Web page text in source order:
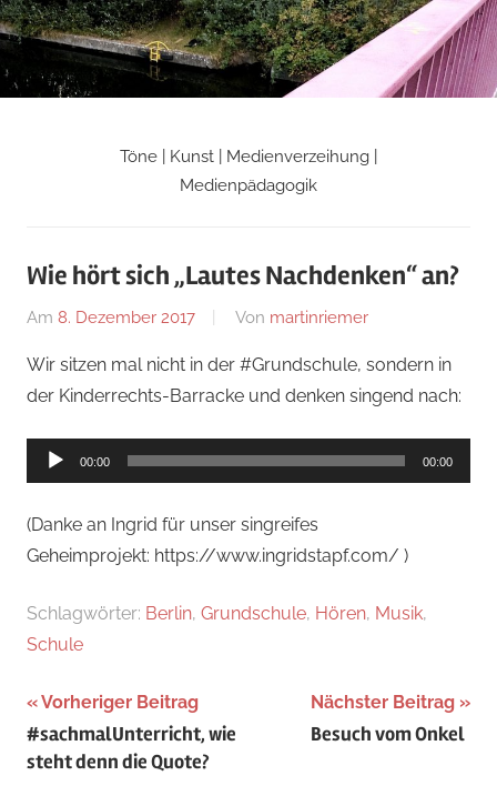
Zum
Inhalt
springen
Martin
Blog
Töne | Kunst | Medienverzeihung |
Medienpädagogik
Wie hört sich „Lautes Nachdenken“ an?
Am 8. Dezember 2017 Von martinriemer
Wir sitzen mal nicht in der #Grundschule, sondern in
der Kinderrechts-Barracke und denken singend nach:
Audio-
Player
00:00 00:00
(Danke an Ingrid für unser singreifes
Geheimprojekt: https://www.ingridstapf.com/ )
Schlagwörter: Berlin, Grundschule, Hören, Musik,
Schule
Beitragsnavigation
Vorheriger Beitrag
#sachmalUnterricht, wie
steht denn die Quote?
Nächster Beitrag
Besuch vom Onkel